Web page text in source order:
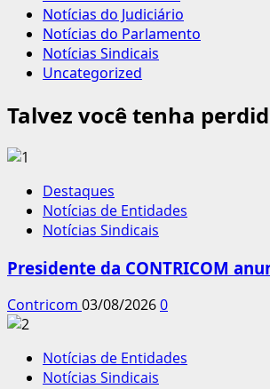
Notícias do Judiciário
Notícias do Parlamento
Notícias Sindicais
Uncategorized
Talvez você tenha
Destaques
Notícias de Entidades
Notícias Sindicais
Presidente da CONTRICOM
Contricom 03/08/20260
Notícias de Entidades
Notícias Sindicais